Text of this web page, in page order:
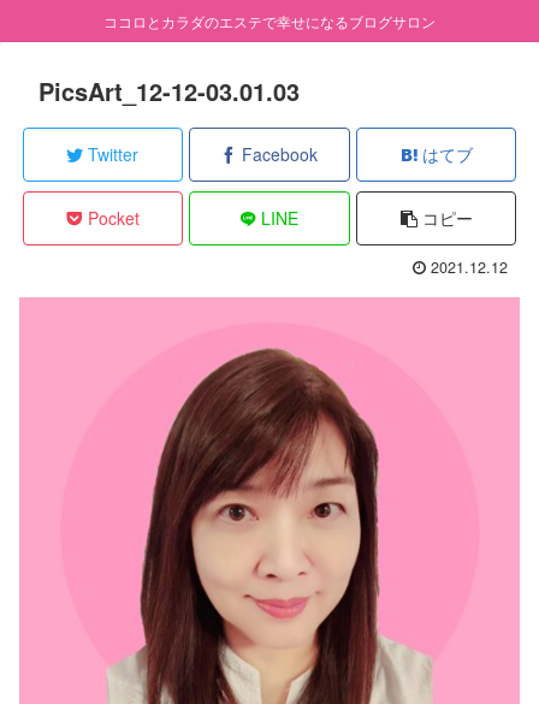
ココロとカラダのエステで幸せになるブログサロン
PicsArt_12-12-03.01.03
Twitter Facebook はてブ
Pocket LINE コピー
2021.12.12